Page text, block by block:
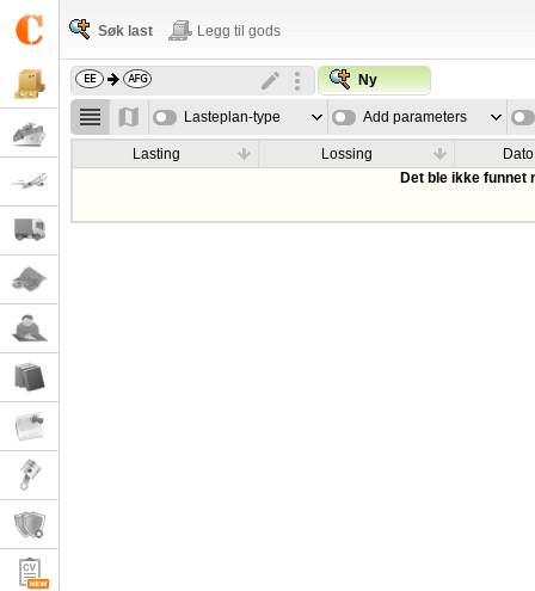
Søk last Legg til gods
Ny
Lasteplan-type Add parameters
Lasting Lossing
Dato
Det ble ikke funnet